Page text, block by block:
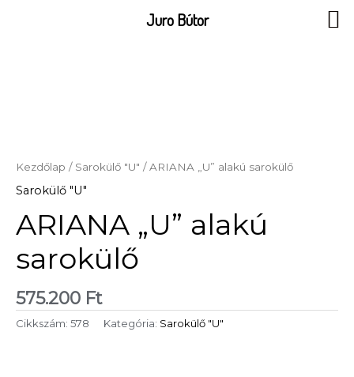
Kezdőlap / Sarokülő "U" / ARIANA „U” alakú sarokülő
Sarokülő "U"
ARIANA „U” alakú
sarokülő
575.200 Ft
Cikkszám: 578 Kategória: Sarokülő "U"
Juro Bútor